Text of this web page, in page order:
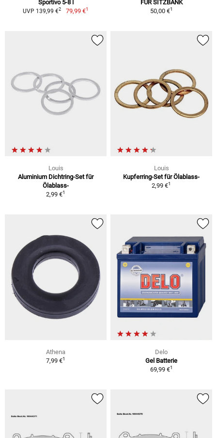
Sportivo 5-8 l
UVP 139,99 €2 79,99 €1
FÜR SITZBANK
50,00 €1
Louis
Aluminium Dichtring-Set für
Ölablass-
2,99 €1
Louis
Kupferring-Set für Ölablass-
2,99 €1
Athena
7,99 €1
Delo
Gel Batterie
69,99 €1